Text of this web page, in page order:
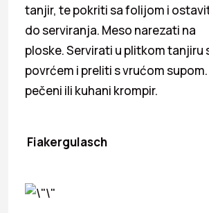
tanjir, te pokriti sa folijom i
do serviranja. Meso narezati na
ploske. Servirati u plitkom tanjiru
povrćem i preliti s vrućom
pečeni ili kuhani krompir.
Fiakergulasch